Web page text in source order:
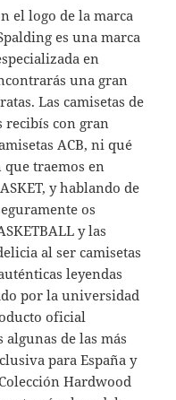
el logo de la marca
es una marca
en
una gran
Las camisetas de
recibís con gran
ACB, ni qué
traemos en
y hablando de
os
y las
al ser camisetas
leyendas
por la universidad
oficial
de las más
para España y
Hardwood